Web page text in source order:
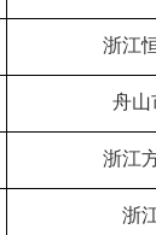
浙江
舟山
浙江
浙